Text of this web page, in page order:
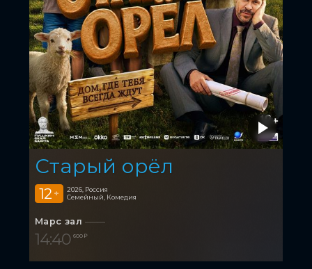
Старый орёл
12 +
2026, Россия
Семейный, Комедия
Марс зал
14:40 600 ₽